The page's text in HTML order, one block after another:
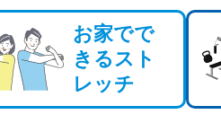
お家でで
きるスト
レッチ